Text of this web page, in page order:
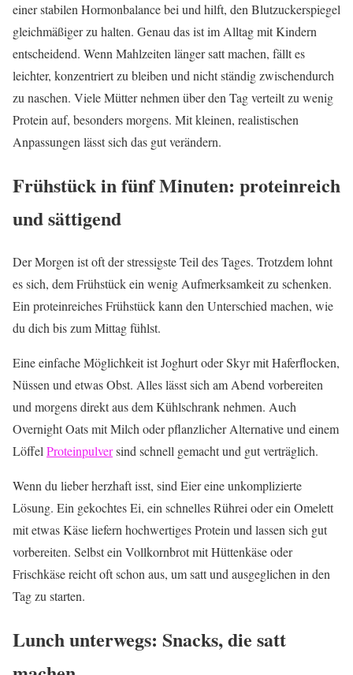
einer stabilen Hormonbalance bei und hilft, den Blutzuckerspiegel
gleichmäßiger zu halten. Genau das ist im Alltag mit Kindern
entscheidend. Wenn Mahlzeiten länger satt machen, fällt es
leichter, konzentriert zu bleiben und nicht ständig zwischendurch
zu naschen. Viele Mütter nehmen über den Tag verteilt zu wenig
Protein auf, besonders morgens. Mit kleinen, realistischen
Anpassungen lässt sich das gut verändern.
Frühstück in fünf Minuten: proteinreich
und sättigend
Der Morgen ist oft der stressigste Teil des Tages. Trotzdem lohnt
es sich, dem Frühstück ein wenig Aufmerksamkeit zu schenken.
Ein proteinreiches Frühstück kann den Unterschied machen, wie
du dich bis zum Mittag fühlst.
Eine einfache Möglichkeit ist Joghurt oder Skyr mit Haferflocken,
Nüssen und etwas Obst. Alles lässt sich am Abend vorbereiten
und morgens direkt aus dem Kühlschrank nehmen. Auch
Overnight Oats mit Milch oder pflanzlicher Alternative und einem
Löffel Proteinpulversind schnell gemacht und gut verträglich.
Wenn du lieber herzhaft isst, sind Eier eine unkomplizierte
Lösung. Ein gekochtes Ei, ein schnelles Rührei oder ein Omelett
mit etwas Käse liefern hochwertiges Protein und lassen sich gut
vorbereiten. Selbst ein Vollkornbrot mit Hüttenkäse oder
Frischkäse reicht oft schon aus, um satt und ausgeglichen in den
Tag zu starten.
Lunch unterwegs: Snacks, die satt